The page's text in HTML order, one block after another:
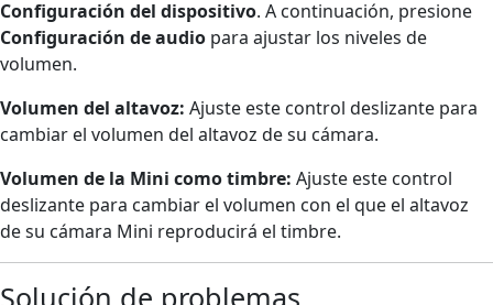
Configuración del dispositivo. A continuación, presione
Configuración de audio para ajustar los niveles de
volumen.
Volumen del altavoz: Ajuste este control deslizante para
cambiar el volumen del altavoz de su cámara.
Volumen de la Mini como timbre: Ajuste este control
deslizante para cambiar el volumen con el que el altavoz
de su cámara Mini reproducirá el timbre.
Solución de problemas